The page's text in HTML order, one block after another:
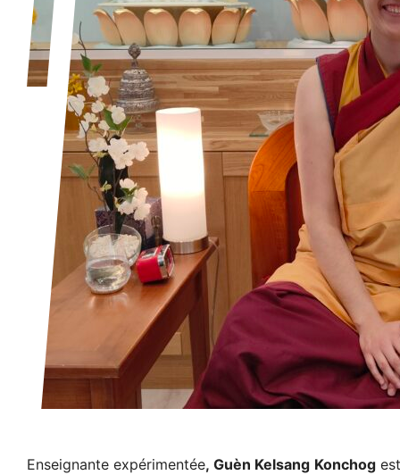
Enseignante expérimentée, Guèn Kelsang Konchog